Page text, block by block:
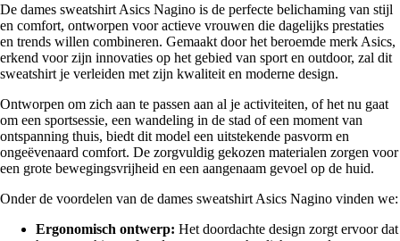
De dames sweatshirt Asics Nagino is de perfecte belichaming van stijl
en comfort, ontworpen voor actieve vrouwen die dagelijks prestaties
en trends willen combineren. Gemaakt door het beroemde merk Asics,
erkend voor zijn innovaties op het gebied van sport en outdoor, zal dit
sweatshirt je verleiden met zijn kwaliteit en moderne design.
Ontworpen om zich aan te passen aan al je activiteiten, of het nu gaat
om een sportsessie, een wandeling in de stad of een moment van
ontspanning thuis, biedt dit model een uitstekende pasvorm en
ongeëvenaard comfort. De zorgvuldig gekozen materialen zorgen voor
een grote bewegingsvrijheid en een aangenaam gevoel op de huid.
Onder de voordelen van de dames sweatshirt Asics Nagino vinden we:
Ergonomisch ontwerp: Het doordachte design zorgt ervoor dat